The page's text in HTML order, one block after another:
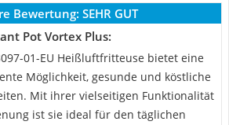
Bewertung: SEHR GUT
Pot Vortex Plus:
01-EU Heißluftfritteuse bietet eine
Möglichkeit, gesunde und köstliche
Mit ihrer vielseitigen Funktionalität
ist sie ideal für den täglichen